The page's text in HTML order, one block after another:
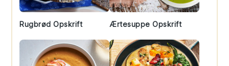
Rugbrød Opskrift Ærtesuppe Opskrift